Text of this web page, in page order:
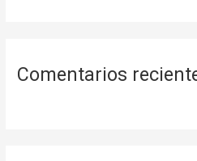
Comentarios